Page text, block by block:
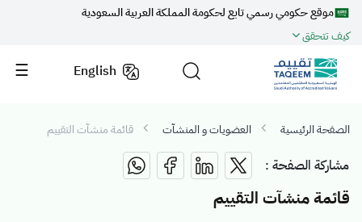
موقع حكومي رسمي تابع لحكومة المملكة العربية السعودية
كيف تتحقق
English
الصفحة الرئيسية العضويات و المنشآت قائمة منشآت التقييم
مشاركة الصفحة :
قائمة منشآت التقييم